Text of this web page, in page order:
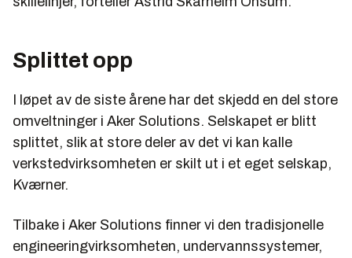
Splittet opp
I løpet av de siste årene har det skjedd en del store
omveltninger i Aker Solutions. Selskapet er blitt
splittet, slik at store deler av det vi kan kalle
verkstedvirksomheten er skilt ut i et eget selskap,
Kværner.
Tilbake i Aker Solutions finner vi den tradisjonelle
engineeringvirksomheten, undervannssystemer,